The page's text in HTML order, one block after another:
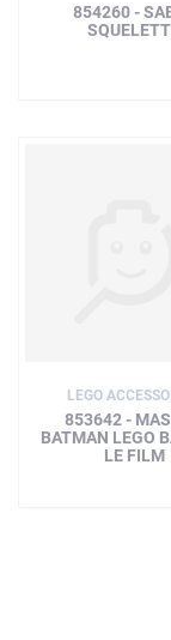
854260 -
LEGO
853642 -
BATMAN LEGO
LE FILM